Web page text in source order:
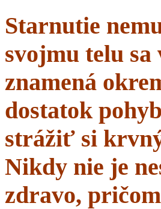
Starnutie
svojmu telu
znamená
dostatok
strážiť si
Nikdy nie je
zdravo,